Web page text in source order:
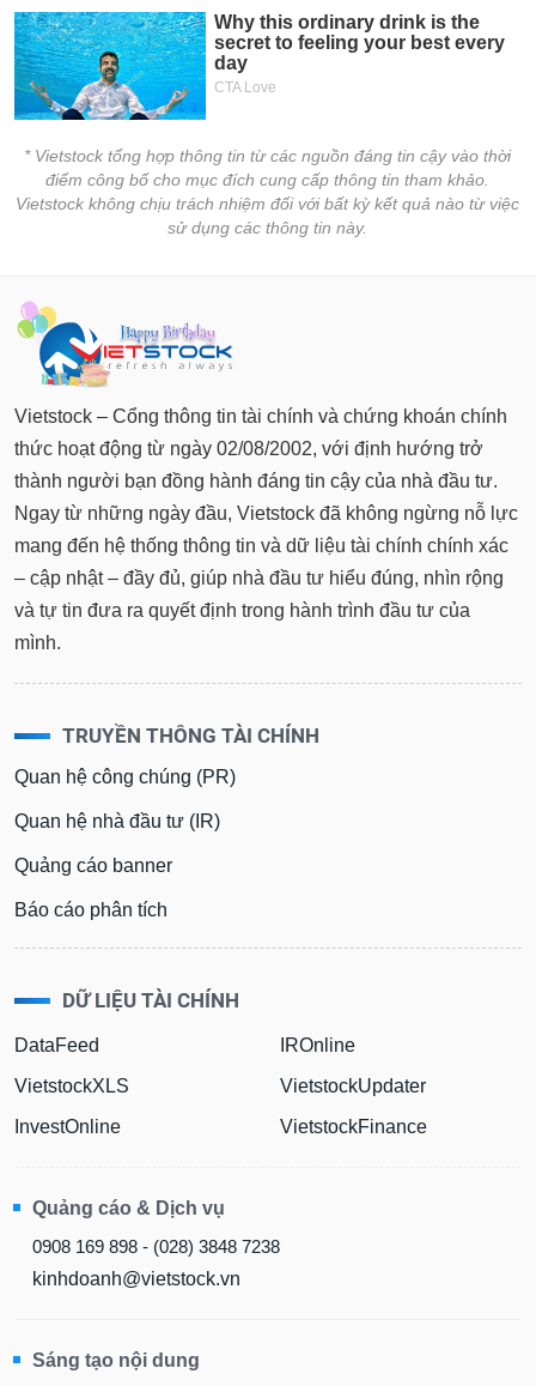
* Vietstock tổng hợp thông tin từ các nguồn đáng tin cậy vào thời
điểm công bố cho mục đích cung cấp thông tin tham khảo.
Vietstock không chịu trách nhiệm đối với bất kỳ kết quả nào từ việc
sử dụng các thông tin này.
Vietstock – Cổng thông tin tài chính và chứng khoán chính
thức hoạt động từ ngày 02/08/2002, với định hướng trở
thành người bạn đồng hành đáng tin cậy của nhà đầu tư.
Ngay từ những ngày đầu, Vietstock đã không ngừng nỗ lực
mang đến hệ thống thông tin và dữ liệu tài chính chính xác
– cập nhật – đầy đủ, giúp nhà đầu tư hiểu đúng, nhìn rộng
và tự tin đưa ra quyết định trong hành trình đầu tư của
mình.
TRUYỀN THÔNG TÀI CHÍNH
Quan hệ công chúng (PR)
Quan hệ nhà đầu tư (IR)
Quảng cáo banner
Báo cáo phân tích
DỮ LIỆU TÀI CHÍNH
DataFeed
VietstockXLS
InvestOnline
IROnline
VietstockUpdater
VietstockFinance
Quảng cáo & Dịch vụ
0908 169 898 - (028) 3848 7238
kinhdoanh@vietstock.vn
Sáng tạo nội dung